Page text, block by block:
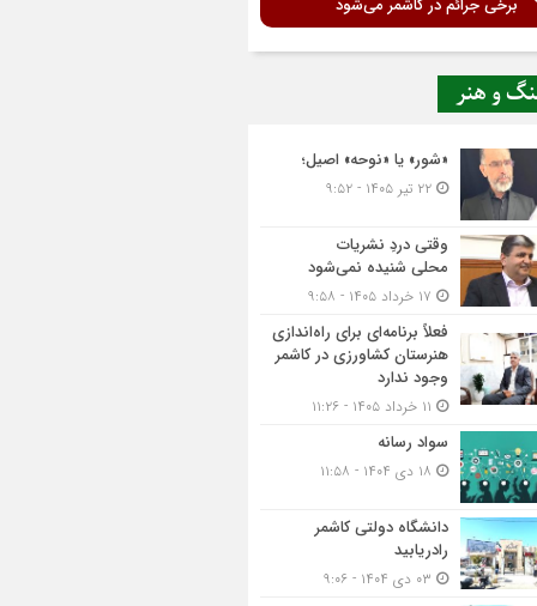
و هنر
«شور» یا «نوحه» اصیل؛
وقتی دردِ نشریات
محلی شنیده نمی‌شود
فعلاً برنامه‌ای برای راه‌اندازی
هنرستان کشاورزی در کاشمر
وجود ندارد
سواد رسانه
دانشگاه دولتی کاشمر‌
رادریابید